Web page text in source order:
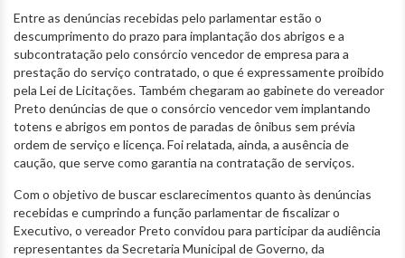
Entre as denúncias recebidas pelo parlamentar estão o
descumprimento do prazo para implantação dos abrigos e a
subcontratação pelo consórcio vencedor de empresa para a
prestação do serviço contratado, o que é expressamente proibido
pela Lei de Licitações. Também chegaram ao gabinete do vereador
Preto denúncias de que o consórcio vencedor vem implantando
totens e abrigos em pontos de paradas de ônibus sem prévia
ordem de serviço e licença. Foi relatada, ainda, a ausência de
caução, que serve como garantia na contratação de serviços.
Com o objetivo de buscar esclarecimentos quanto às denúncias
recebidas e cumprindo a função parlamentar de fiscalizar o
Executivo, o vereador Preto convidou para participar da audiência
representantes da Secretaria Municipal de Governo, da